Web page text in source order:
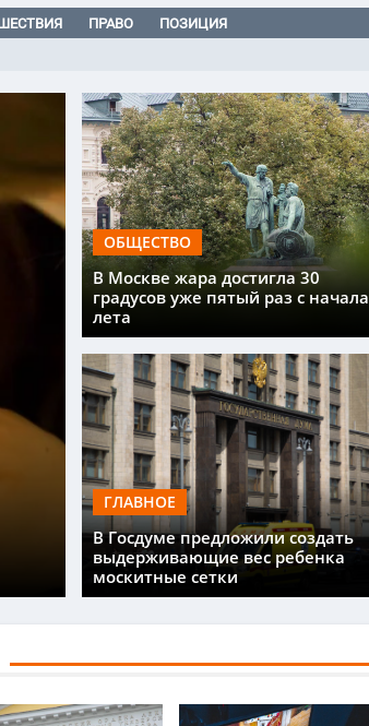
ПРАВО ПОЗИЦИЯ
ОБЩЕСТВО
В Москве жара достигла 30
градусов уже пятый раз с начала
лета
ГЛАВНОЕ
В Госдуме предложили создать
выдерживающие вес ребенка
москитные сетки